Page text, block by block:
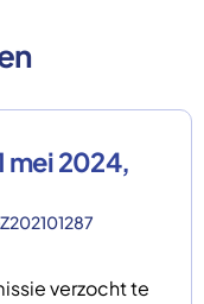
mei 2024,
verzocht te